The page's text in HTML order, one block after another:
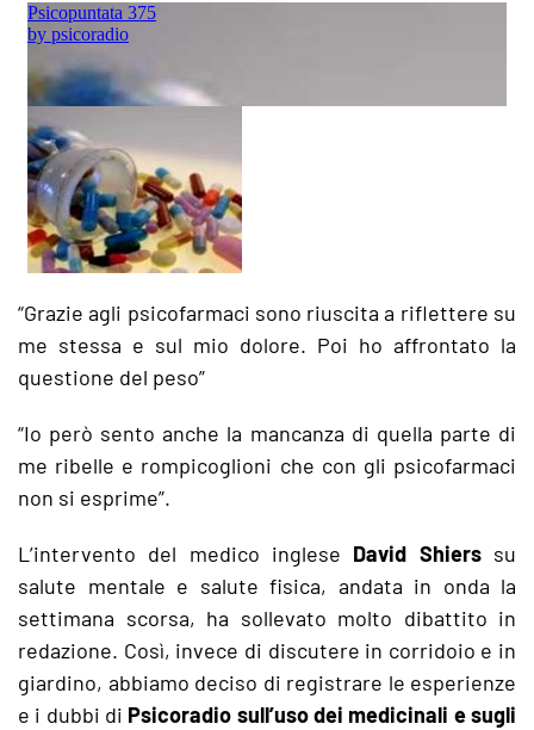
“Grazie agli psicofarmaci sono riuscita a riflettere su
me stessa e sul mio dolore. Poi ho affrontato la
questione del peso”
“Io però sento anche la mancanza di quella parte di
me ribelle e rompicoglioni che con gli psicofarmaci
non si esprime”.
L’intervento del medico inglese David Shierssu
salute mentale e salute fisica, andata in onda la
settimana scorsa, ha sollevato molto dibattito in
redazione. Così, invece di discutere in corridoio e in
giardino, abbiamo deciso di registrare le esperienze
e i dubbi di Psicoradio sull’uso dei medicinali e sugli